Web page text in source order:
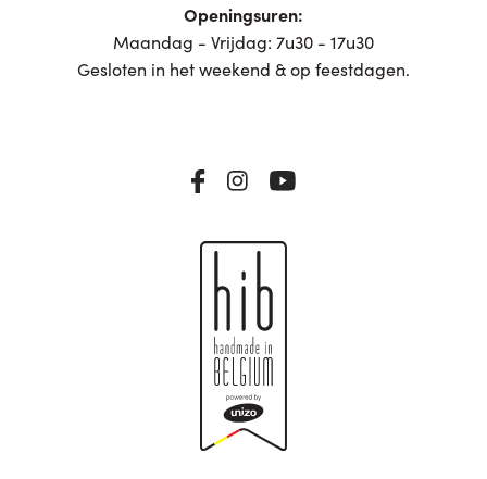
Openingsuren:
Maandag - Vrijdag: 7u30 - 17u30
Gesloten in het weekend & op feestdagen.